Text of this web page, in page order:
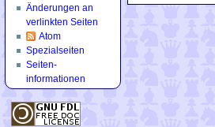
Änderungen an
verlinkten Seiten
Atom
Spezialseiten
Seiten­
informationen